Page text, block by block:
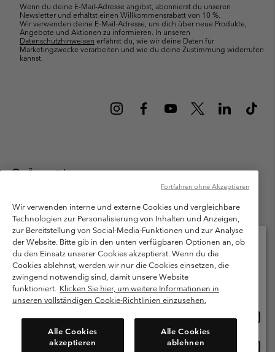
Wenn du deine E-Mail-Adresse angibst, abonnierst du unseren
Newsletter und erhältst einen Willkommensrabatt von 10 %.
Wir verwenden deine E-Mail-Adresse, um dich über neue Produkte,
Angebote und Aktionen zu informieren. In unseren
Datenschutzhinweisen erfährst du, wie wir deine Daten für
Marketingzwecke verarbeiten und wie du deine Zustimmung widerrufen
kannst.
Österreich
Columbia Sportswear Austria GmbH. Moosfeldstraße 1, 5101
Bergheim, Salzburg Österreich. Alle Rechte vorbehalten.
Nutzungsbedingungen
Allgemeine Verkaufsbedingungen
Garantie
Datenschutzerklärung
Bestimmungen und Bedingungen des Mitglieder Programms
Nutzungsbedingungen Für Nutzergenerierte Inhalte
Cookies
Kundenservice: Mo- Fr. 9:00 - 13:00 & 14:00- 18:00 Uhr
(+)43720880525
Wir verwenden interne und externe Cookies und vergleichbare
Technologien zur Personalisierung von Inhalten und Anzeigen,
zur Bereitstellung von Social-Media-Funktionen und zur Analyse
der Website. Bitte gib in den unten verfügbaren Optionen an, ob
du den Einsatz unserer Cookies akzeptierst. Wenn du die
Cookies ablehnst, werden wir nur die Cookies einsetzen, die
zwingend notwendig sind, damit unsere Website
funktioniert. Klicken Sie hier, um weitere Informationen in
unseren vollständigen Cookie-Richtlinien einzusehen.
Alle Cookies
akzeptieren
Alle Cookies
ablehnen
Fortfahren ohne Akzeptieren
Bitte wählen Sie Ihr Lieferland und Ihre Sprache
Online-Einkauf verfügbar
Österreich